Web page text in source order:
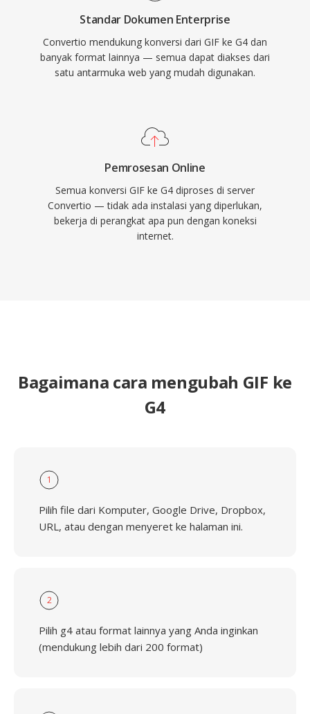
Standar Dokumen Enterprise
Convertio mendukung konversi dari GIF ke G4 dan
banyak format lainnya — semua dapat diakses dari
satu antarmuka web yang mudah digunakan.
Pemrosesan Online
Semua konversi GIF ke G4 diproses di server
Convertio — tidak ada instalasi yang diperlukan,
bekerja di perangkat apa pun dengan koneksi
internet.
Bagaimana cara mengubah GIF ke
G4
1
Pilih file dari Komputer, Google Drive, Dropbox,
URL, atau dengan menyeret ke halaman ini.
2
Pilih g4 atau format lainnya yang Anda inginkan
(mendukung lebih dari 200 format)